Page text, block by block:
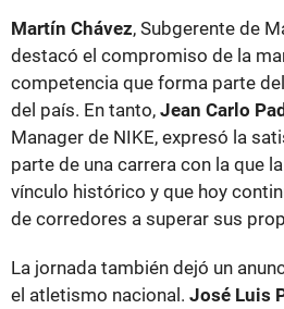
Martín Chávez, Subgerente de
destacó el compromiso de la
competencia que forma parte
del país. En tanto, Jean Carlo
Manager de NIKE, expresó la
parte de una carrera con la que
vínculo histórico y que hoy
de corredores a superar sus
La jornada también dejó un
el atletismo nacional. José Luis